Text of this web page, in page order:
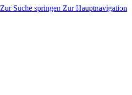
Zur Suche springen Zur Hauptnavigation